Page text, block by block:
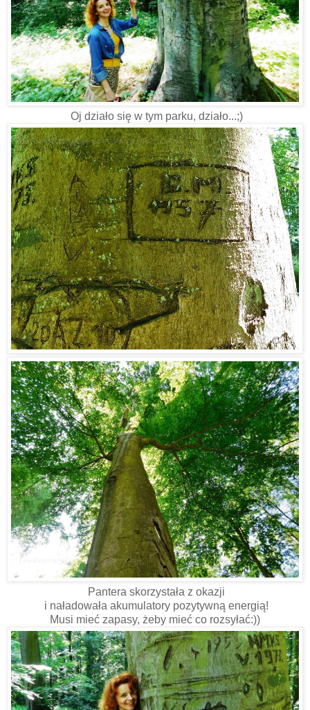
Oj działo się w tym parku, działo...;)
Pantera skorzystała z okazji
i naładowała akumulatory pozytywną energią!
Musi mieć zapasy, żeby mieć co rozsyłać:))